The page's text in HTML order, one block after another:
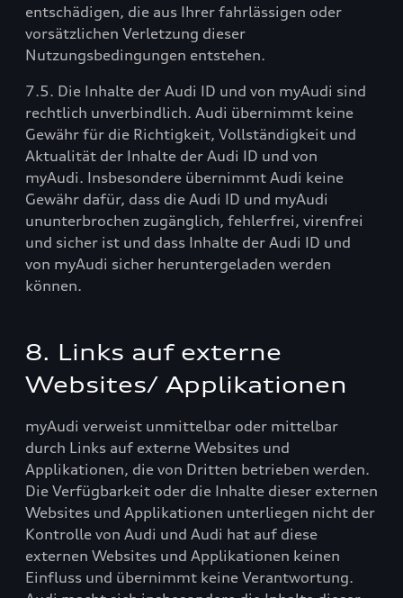
entschädigen, die aus Ihrer fahrlässigen oder
vorsätzlichen Verletzung dieser
Nutzungsbedingungen entstehen.
7.5. Die Inhalte der Audi ID und von myAudi sind
rechtlich unverbindlich. Audi übernimmt keine
Gewähr für die Richtigkeit, Vollständigkeit und
Aktualität der Inhalte der Audi ID und von
myAudi. Insbesondere übernimmt Audi keine
Gewähr dafür, dass die Audi ID und myAudi
ununterbrochen zugänglich, fehlerfrei, virenfrei
und sicher ist und dass Inhalte der Audi ID und
von myAudi sicher heruntergeladen werden
können.
8. Links auf externe
Websites/ Applikationen
myAudi verweist unmittelbar oder mittelbar
durch Links auf externe Websites und
Applikationen, die von Dritten betrieben werden.
Die Verfügbarkeit oder die Inhalte dieser externen
Websites und Applikationen unterliegen nicht der
Kontrolle von Audi und Audi hat auf diese
externen Websites und Applikationen keinen
Einfluss und übernimmt keine Verantwortung.